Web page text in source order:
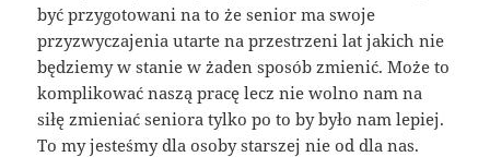
być przygotowani na to że senior ma swoje
przyzwyczajenia utarte na przestrzeni lat jakich nie
będziemy w stanie w żaden sposób zmienić. Może to
komplikować naszą pracę lecz nie wolno nam na
siłę zmieniać seniora tylko po to by było nam lepiej.
To my jesteśmy dla osoby starszej nie od dla nas.